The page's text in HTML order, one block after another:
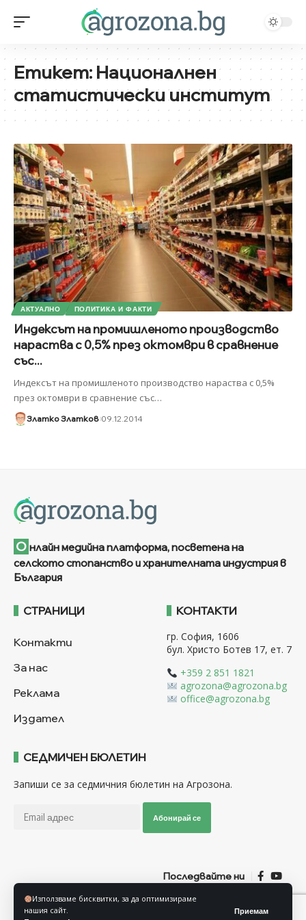
Използваме бисквитки, за да оптимизираме
нашия сайт.
Приемам
Етикет:Националнен
статистически институт
АКТУАЛНО ПОЛИТИКА И ФАКТИ
Индексът на промишленото производство
нараства с 0,5% през октомври в сравнение
със...
Индексът на промишленото производство нараства с 0,5%
през октомври в сравнение със…
Златко Златков 09.12.2014
О нлайн медийна платформа, посветена на
селското стопанство и хранителната индустрия в
България
СТРАНИЦИ
Контакти
За нас
Реклама
Издател
КОНТАКТИ
гр. София, 1606
бул. Христо Ботев 17, ет. 7
+359 2 851 1821
agrozona@agrozona.bg
office@agrozona.bg
СЕДМИЧЕН БЮЛЕТИН
Запиши се за седмичния бюлетин на Агрозона.
Абонирай се
Последвайте ни
Общи условия Политика за използване на “Бисквитки”